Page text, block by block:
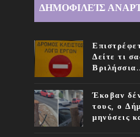
ΔΗΜΟΦΙΛΕΊΣ
Δείτε τι
Έκοβαν
τους, ο
μηνύσεις